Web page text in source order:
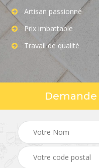
Artisan passionné
Prix imbattable
Travail de qualité